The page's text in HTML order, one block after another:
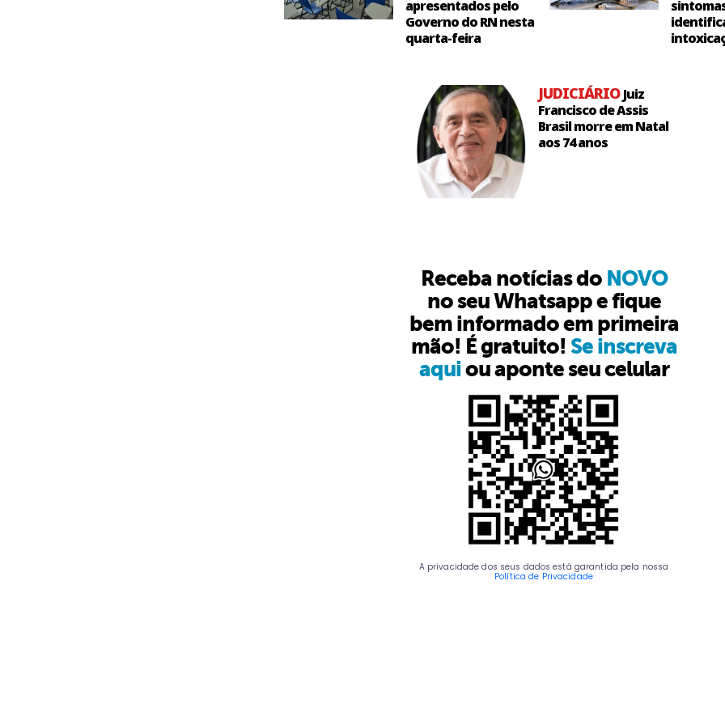
apresentados pelo
Governo do RN nesta
quarta-feira
JUDICIÁRIOJuiz
Francisco de Assis
Brasil morre em Natal
aos 74 anos
Receba notícias do NOVO
no seu Whatsapp e fique
bem informado em primeira
mão! É gratuito! Se inscreva
aquiou aponte seu celular
A privacidade dos seus dados está garantida pela nossa
Política de Privacidade